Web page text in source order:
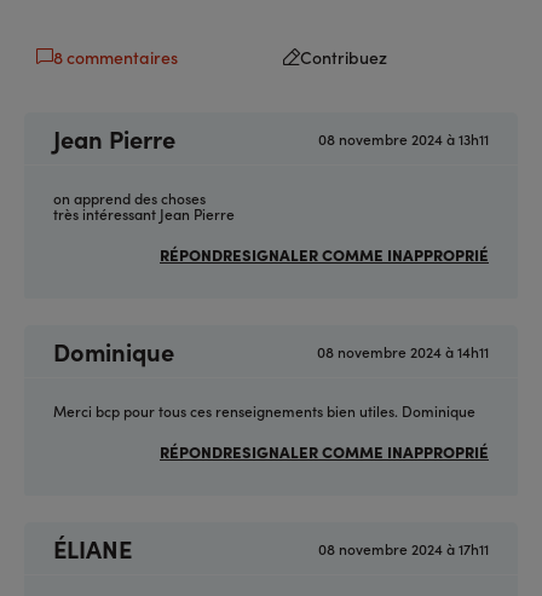
8 commentaires Contribuez
Jean Pierre 08 novembre 2024 à 13h11
on apprend des choses
très intéressant Jean Pierre
RÉPONDRESIGNALER COMME INAPPROPRIÉ
Dominique 08 novembre 2024 à 14h11
Merci bcp pour tous ces renseignements bien utiles. Dominique
RÉPONDRESIGNALER COMME INAPPROPRIÉ
ÉLIANE 08 novembre 2024 à 17h11